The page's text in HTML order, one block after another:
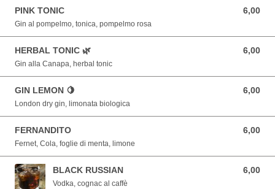
PINK TONIC 6,00
6,00 EUR
Gin al pompelmo, tonica, pompelmo rosa
HERBAL TONIC 🌿 6,00
6,00 EUR
Gin alla Canapa, herbal tonic
GIN LEMON 🍋 6,00
6,00 EUR
London dry gin, limonata biologica
FERNANDITO 6,00
6,00 EUR
Fernet, Cola, foglie di menta, limone
BLACK RUSSIAN 6,00
6,00 EUR
Vodka, cognac al caffè